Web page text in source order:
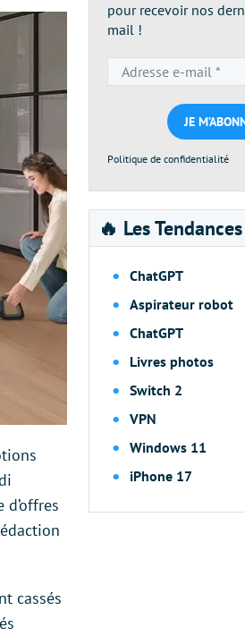
cassés
pour recevoir nos
mail !
e-
*
Politique de confidentialité
🔥 Les Tendances
ChatGPT
Aspirateur robot
ChatGPT
Livres photos
Switch 2
VPN
Windows 11
iPhone 17